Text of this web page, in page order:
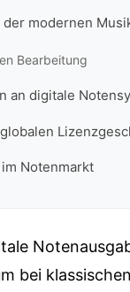
modernen
Bearbeitung
an digitale
Notenmarkt
bei